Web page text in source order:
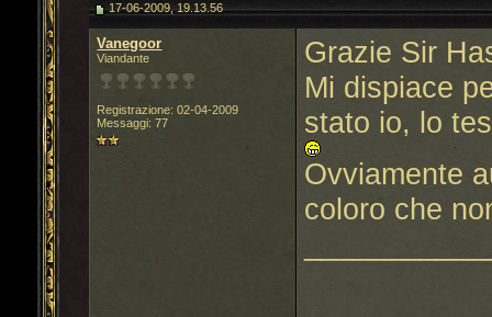
17-06-2009, 19.13.56
Vanegoor
Viandante
Registrazione: 02-04-2009
Messaggi: 77
Grazie Sir
Mi dispiace
stato io, lo
Ovviamente
coloro che